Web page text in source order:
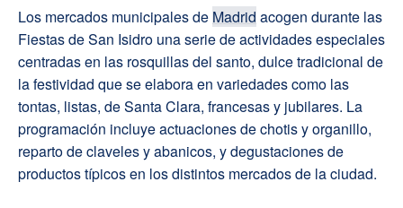
Los mercados municipales de Madrid acogen durante las
Fiestas de San Isidro una serie de actividades especiales
centradas en las rosquillas del santo, dulce tradicional de
la festividad que se elabora en variedades como las
tontas, listas, de Santa Clara, francesas y jubilares. La
programación incluye actuaciones de chotis y organillo,
reparto de claveles y abanicos, y degustaciones de
productos típicos en los distintos mercados de la ciudad.